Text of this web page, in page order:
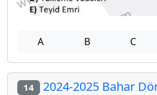
A B C
14 2024-2025 Bahar